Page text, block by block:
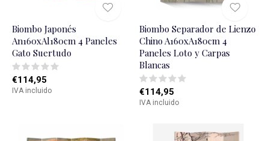
Biombo Japonés
An160xAl180cm 4 Paneles
Gato Suertudo
€114,95
IVA incluido
Biombo Separador de Lienzo
Chino A160xA180cm 4
Paneles Loto y Carpas
Blancas
€114,95
IVA incluido